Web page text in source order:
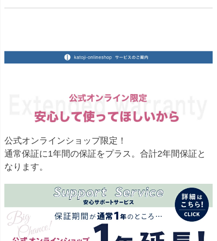
公式オンラインショップ限定！
通常保証に1年間の保証をプラス。合計2年間保証と
なります。